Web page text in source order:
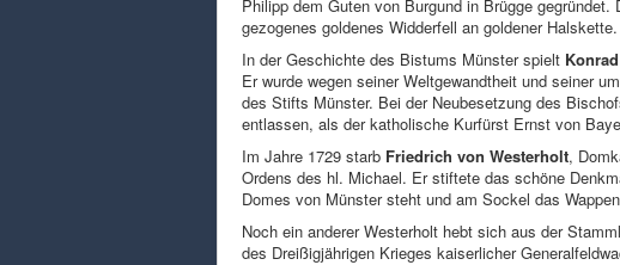
Philipp dem Guten von Burgund in Brügge
gezogenes goldenes Widderfell an goldener Halskette.
In der Geschichte des Bistums Münster spielt
Er wurde wegen seiner Weltgewandtheit und seiner
des Stifts Münster. Bei der Neubesetzung des
entlassen, als der katholische Kurfürst Ernst von
Im Jahre 1729 starb Friedrich von Westerholt,
Ordens des hl. Michael. Er stiftete das schöne
Domes von Münster steht und am Sockel das
Noch ein anderer Westerholt hebt sich aus der
des Dreißigjährigen Krieges kaiserlicher